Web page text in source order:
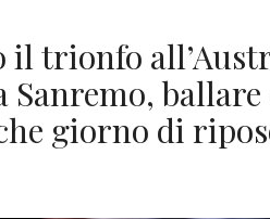
il trionfo
Sanremo,
giorno di